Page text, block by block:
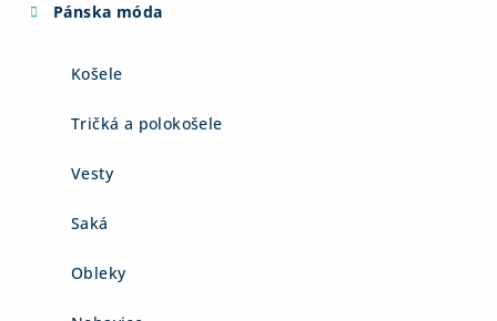
Pánska móda
Košele
Tričká a polokošele
Vesty
Saká
Obleky